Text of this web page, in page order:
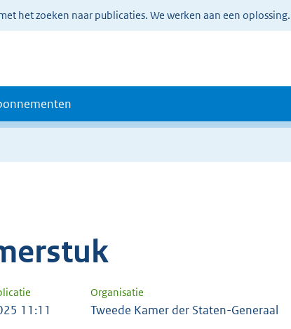
het zoeken naar publicaties. We werken aan een
Organisatie
11:11 Tweede Kamer der Staten-Generaal